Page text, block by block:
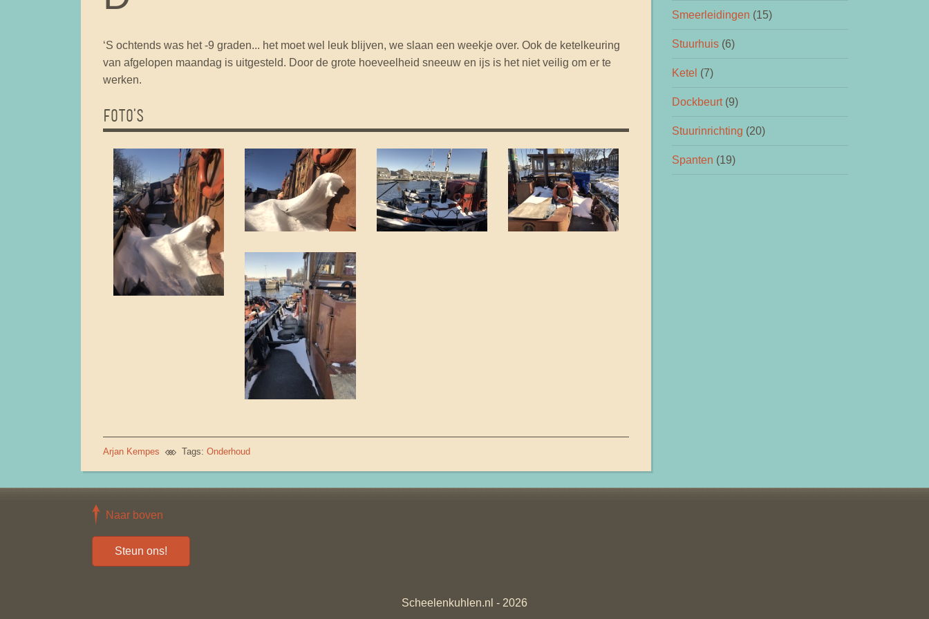
‘S ochtends was het -9 graden... het moet wel leuk blijven, we slaan een weekje over. Ook de ketelkeuring
van afgelopen maandag is uitgesteld. Door de grote hoeveelheid sneeuw en ijs is het niet veilig om er te
werken.
FOTO'S
Arjan Kempes Tags: Onderhoud
Smeerleidingen (15)
Stuurhuis (6)
Ketel (7)
Dockbeurt(9)
Stuurinrichting (20)
Spanten (19)
Naar boven
Steun ons!
Scheelenkuhlen.nl - 2026